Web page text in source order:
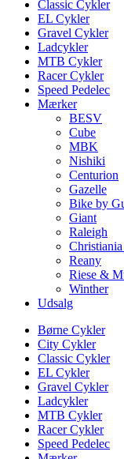
Classic Cykler
EL Cykler
Gravel Cykler
Ladcykler
MTB Cykler
Racer Cykler
Speed Pedelec
Mærker
BESV
Cube
MBK
Nishiki
Centurion
Gazelle
Bike by
Giant
Raleigh
Reany
Riese &
Winther
Udsalg
Børne Cykler
City Cykler
Classic Cykler
EL Cykler
Gravel Cykler
Ladcykler
MTB Cykler
Racer Cykler
Speed Pedelec